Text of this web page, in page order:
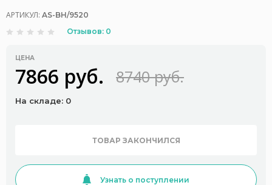
АРТИКУЛ: AS-BH/9520
Отзывов: 0
ЦЕНА
7866 руб. 8740 руб.
На складе: 0
ТОВАР ЗАКОНЧИЛСЯ
Узнать о поступлении